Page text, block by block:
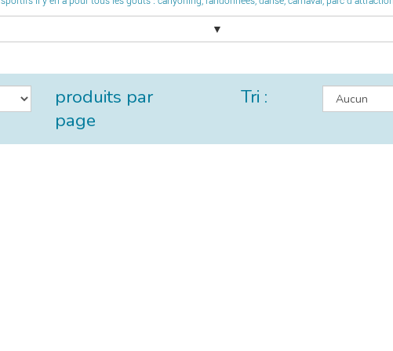
▼
produits par
page
Tri :